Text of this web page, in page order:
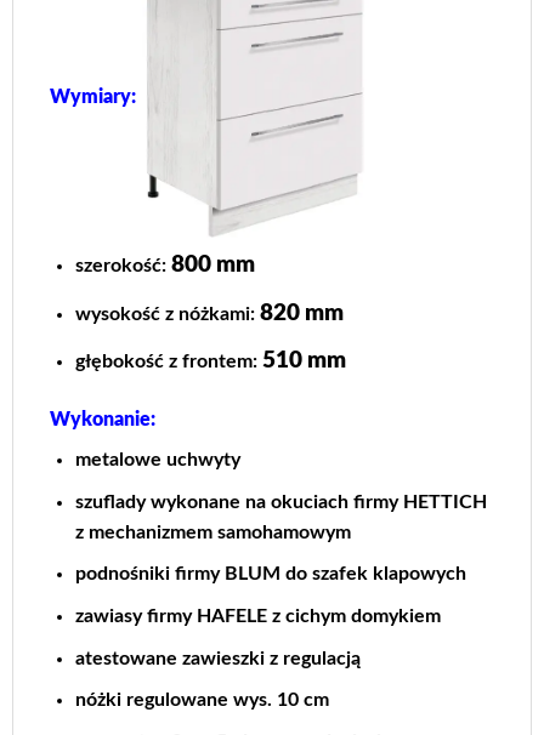
Wymiary:
szerokość: 800 mm
wysokość z nóżkami: 820 mm
głębokość z frontem: 510 mm
Wykonanie:
metalowe uchwyty
szuflady wykonane na okuciach firmy HETTICH
z mechanizmem samohamowym
podnośniki firmy BLUM do szafek klapowych
zawiasy firmy HAFELE z cichym domykiem
atestowane zawieszki z regulacją
nóżki regulowane wys. 10 cm